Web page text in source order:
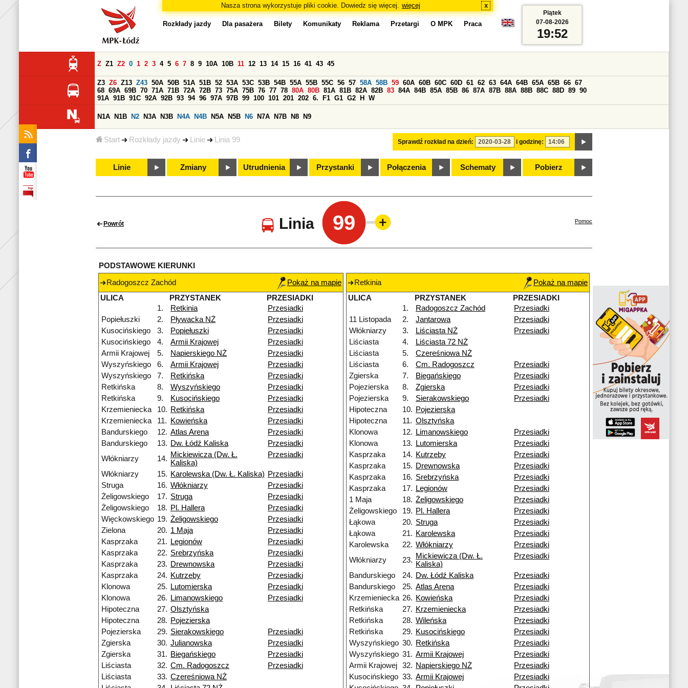
Nasza strona wykorzystuje pliki cookie. Dowiedz się więcej. więcej x
Start Rozkłady jazdy Linie Linia 99
Rozkłady jazdy Dla pasażera Bilety Komunikaty Reklama Przetargi O MPK Praca
Sprawdź rozkład na dzień: i godzinę:
Z Z1 Z2 0 1 2 3 4 5 6 7 8 9 10A 10B 11 12 13 14 15 16 41 43 45
Z3 Z6 Z13 Z43 50A 50B 51A 51B 52 53A 53C 53B 54B 55A 55B 55C 56 57 58A 58B 59 60A 60B 60C 60D 61 62 63 64A 64B 65A 65B 66 67
68 69A 69B 70 71A 71B 72A 72B 73 75A 75B 76 77 78 80A 80B 81A 81B 82A 82B 83 84A 84B 85A 85B 86 87A 87B 88A 88B 88C 88D 89 90
91A 91B 91C 92A 92B 93 94 96 97A 97B 99 100 101 201 202 6. F1 G1 G2 H W
N1A N1B N2 N3A N3B N4A N4B N5A N5B N6 N7A N7B N8 N9
Linie Zmiany Utrudnienia Przystanki Połączenia Schematy Pobierz
Piątek
07-08-2026
19:52
Powrót Linia 99 Pomoc
PODSTAWOWE KIERUNKI
Radogoszcz Zachód
Pokaż na mapie
ULICA
PRZYSTANEK
PRZESIADKI
1.
Retkinia
Przesiadki
Popiełuszki
2. Pływacka NŻ
Przesiadki
Kusocińskiego
3. Popiełuszki
Przesiadki
Kusocińskiego
4. Armii Krajowej
Przesiadki
Armii Krajowej
5. Napierskiego NŻ
Przesiadki
Wyszyńskiego
6. Armii Krajowej
Przesiadki
Wyszyńskiego
7. Retkińska
Przesiadki
Retkińska
8. Wyszyńskiego
Przesiadki
Retkińska
9. Kusocińskiego
Przesiadki
Krzemieniecka
10. Retkińska
Przesiadki
Krzemieniecka
11. Kowieńska
Przesiadki
Bandurskiego
12. Atlas Arena
Przesiadki
Bandurskiego
13. Dw. Łódź Kaliska
Przesiadki
Włókniarzy
14. Mickiewicza (Dw. Ł.
Kaliska)
Przesiadki
Włókniarzy 15. Karolewska (Dw. Ł. Kaliska) Przesiadki
Struga
16. Włókniarzy
Przesiadki
Żeligowskiego
17. Struga
Przesiadki
Żeligowskiego
18. Pl. Hallera
Przesiadki
Więckowskiego 19. Żeligowskiego
Przesiadki
Zielona
20. 1 Maja
Przesiadki
Kasprzaka
21. Legionów
Przesiadki
Kasprzaka
22. Srebrzyńska
Przesiadki
Kasprzaka
23. Drewnowska
Przesiadki
Kasprzaka
24. Kutrzeby
Przesiadki
Klonowa
25. Lutomierska
Przesiadki
Klonowa
26. Limanowskiego
Przesiadki
Hipoteczna
27. Olsztyńska
Hipoteczna
28. Pojezierska
Pojezierska
29. Sierakowskiego
Przesiadki
Zgierska
30. Julianowska
Przesiadki
Zgierska
31. Biegańskiego
Przesiadki
Liściasta
32. Cm. Radogoszcz
Przesiadki
Liściasta
33. Czereśniowa NŻ
Retkinia
Pokaż na mapie
ULICA
PRZYSTANEK
PRZESIADKI
1.
Radogoszcz Zachód
Przesiadki
11 Listopada
2. Jantarowa
Przesiadki
Włókniarzy
3. Liściasta NŻ
Przesiadki
Liściasta
4.
Liściasta 72 NŻ
Liściasta
5.
Czereśniowa NŻ
Liściasta
6. Cm. Radogoszcz
Przesiadki
Zgierska
7. Biegańskiego
Przesiadki
Pojezierska
8. Zgierska
Przesiadki
Pojezierska
9. Sierakowskiego
Przesiadki
Hipoteczna
10. Pojezierska
Hipoteczna
11. Olsztyńska
Klonowa
12. Limanowskiego
Przesiadki
Klonowa
13. Lutomierska
Przesiadki
Kasprzaka
14. Kutrzeby
Przesiadki
Kasprzaka
15. Drewnowska
Przesiadki
Kasprzaka
16. Srebrzyńska
Przesiadki
Kasprzaka
17. Legionów
Przesiadki
1 Maja
18. Żeligowskiego
Przesiadki
Żeligowskiego
19. Pl. Hallera
Przesiadki
Łąkowa
20. Struga
Przesiadki
Łąkowa
21. Karolewska
Przesiadki
Karolewska
22. Włókniarzy
Przesiadki
Włókniarzy
23. Mickiewicza (Dw. Ł.
Kaliska)
Przesiadki
Bandurskiego 24. Dw. Łódź Kaliska
Przesiadki
Bandurskiego
25. Atlas Arena
Przesiadki
Krzemieniecka 26. Kowieńska
Przesiadki
Retkińska
27. Krzemieniecka
Przesiadki
Retkińska
28. Wileńska
Przesiadki
Retkińska
29. Kusocińskiego
Przesiadki
Wyszyńskiego 30. Retkińska
Przesiadki
Wyszyńskiego 31. Armii Krajowej
Przesiadki
Armii Krajowej
32. Napierskiego NŻ
Przesiadki
Kusocińskiego 33. Armii Krajowej
Przesiadki